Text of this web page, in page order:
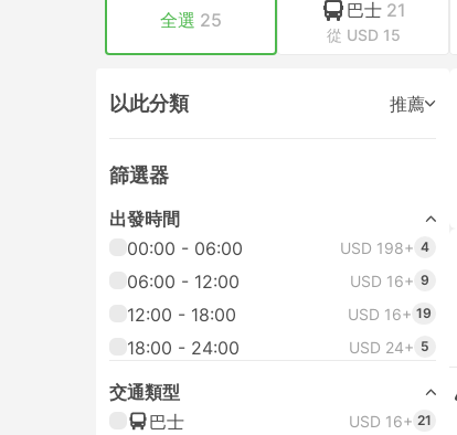
全選 25 巴士 21
從 USD 15
以此分類 推薦
篩選器
出發時間
00:00 - 06:00
USD 198+ 4
06:00 - 12:00 USD 16+ 9
12:00 - 18:00 USD 16+ 19
18:00 - 24:00 USD 24+ 5
交通類型
巴士
USD 16+ 21